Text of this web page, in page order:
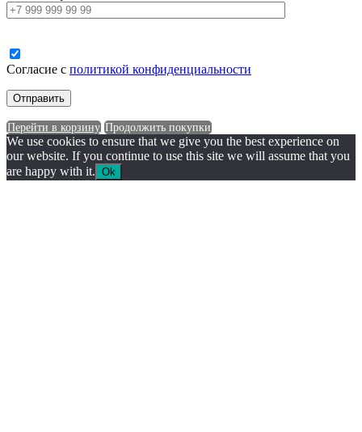
Согласие с политикой конфиденциальности
Перейти в корзину Продолжить покупки
We use cookies to ensure that we give you the best experience on
our website. If you continue to use this site we will assume that you
are happy with it. Ok